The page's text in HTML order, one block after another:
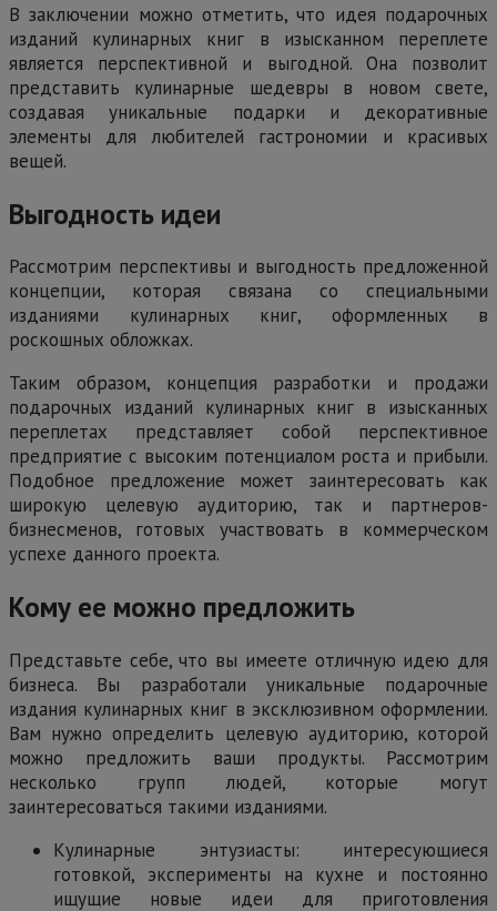
В заключении можно отметить, что идея подарочных
изданий кулинарных книг в изысканном переплете
является перспективной и выгодной. Она позволит
представить кулинарные шедевры в новом свете,
создавая уникальные подарки и декоративные
элементы для любителей гастрономии и красивых
вещей.
Выгодность идеи
Рассмотрим перспективы и выгодность предложенной
концепции, которая связана со специальными
изданиями кулинарных книг, оформленных в
роскошных обложках.
Таким образом, концепция разработки и продажи
подарочных изданий кулинарных книг в изысканных
переплетах представляет собой перспективное
предприятие с высоким потенциалом роста и прибыли.
Подобное предложение может заинтересовать как
широкую целевую аудиторию, так и партнеров-
бизнесменов, готовых участвовать в коммерческом
успехе данного проекта.
Кому ее можно предложить
Представьте себе, что вы имеете отличную идею для
бизнеса. Вы разработали уникальные подарочные
издания кулинарных книг в эксклюзивном оформлении.
Вам нужно определить целевую аудиторию, которой
можно предложить ваши продукты. Рассмотрим
несколько групп людей, которые могут
заинтересоваться такими изданиями.
Кулинарные энтузиасты: интересующиеся
готовкой, эксперименты на кухне и постоянно
ищущие новые идеи для приготовления